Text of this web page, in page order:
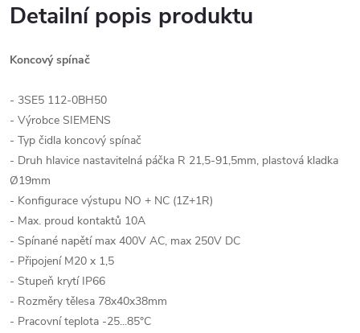
Detailní popis produktu
Koncový spínač
- 3SE5 112-0BH50
- Výrobce SIEMENS
- Typ čidla koncový spínač
- Druh hlavice nastavitelná páčka R 21,5-91,5mm, plastová kladka
Ø19mm
- Konfigurace výstupu NO + NC (1Z+1R)
- Max. proud kontaktů 10A
- Spínané napětí max 400V AC, max 250V DC
- Připojení M20 x 1,5
- Stupeň krytí IP66
- Rozměry tělesa 78x40x38mm
- Pracovní teplota -25...85°C